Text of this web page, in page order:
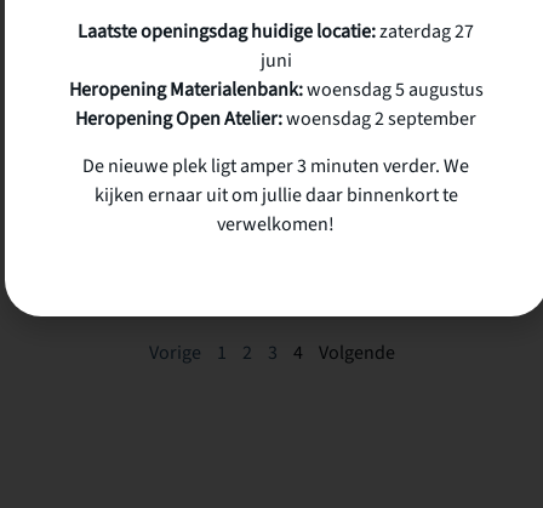
Kerselaar Hoegaarden
Ontdek
Vorige 1 2 3 4 Volgende
Laatste openingsdag huidige locatie:zaterdag 27
juni
Heropening Materialenbank:woensdag 5 augustus
Heropening Open Atelier:woensdag 2 september
De nieuwe plek ligt amper 3 minuten verder. We
kijken ernaar uit om jullie daar binnenkort te
verwelkomen!